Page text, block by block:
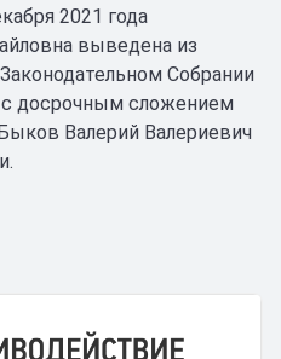
2021 года
выведена из
Собрании
с досрочным сложением
Валерий Валериевич